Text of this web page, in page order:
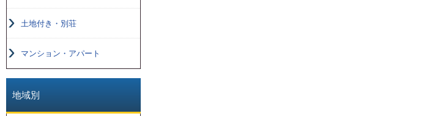
土地付き・別荘
マンション・アパート
地域別